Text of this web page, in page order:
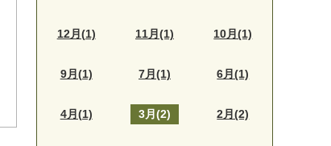
12月(1) 11月(1) 10月(1)
9月(1) 7月(1) 6月(1)
4月(1) 3月(2) 2月(2)